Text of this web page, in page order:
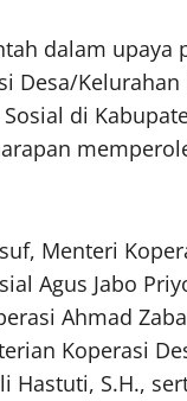
dalam upaya
Desa/Kelurahan
di
Menteri
Agus Jabo
Ahmad
Koperasi
Hastuti, S.H.,